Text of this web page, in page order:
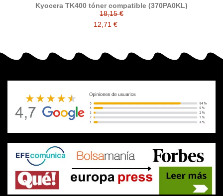
Kyocera TK400 tóner compatible (370PA0KL)
18,15 €
12,71 €